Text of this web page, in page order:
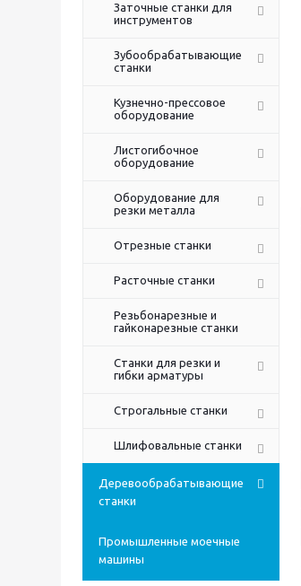
Заточные станки для
инструментов
Зубообрабатывающие
станки
Кузнечно-прессовое
оборудование
Листогибочное
оборудование
Оборудование для
резки металла
Отрезные станки
Расточные станки
Резьбонарезные и
гайконарезные станки
Станки для резки и
гибки арматуры
Строгальные станки
Шлифовальные станки
Деревообрабатывающие
станки
Промышленные моечные
машины